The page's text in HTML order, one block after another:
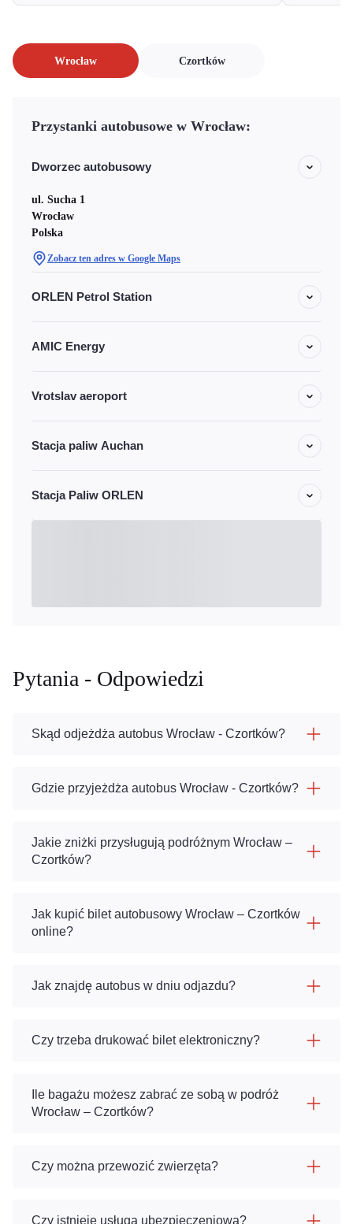
Wrocław Czortków
Przystanki autobusowe w Wrocław:
Dworzec autobusowy
ul. Sucha 1
Wrocław
Polska
Zobacz ten adres w Google Maps
ORLEN Petrol Station
AMIC Energy
Vrotslav aeroport
Stacja paliw Auchan
Stacja Paliw ORLEN
Pytania - Odpowiedzi
Skąd odjeżdża autobus Wrocław - Czortków?
Gdzie przyjeżdża autobus Wrocław - Czortków?
Jakie zniżki przysługują podróżnym Wrocław –
Czortków?
Jak kupić bilet autobusowy Wrocław – Czortków
online?
Jak znajdę autobus w dniu odjazdu?
Czy trzeba drukować bilet elektroniczny?
Ile bagażu możesz zabrać ze sobą w podróż
Wrocław – Czortków?
Czy można przewozić zwierzęta?
Czy istnieje usługa ubezpieczeniowa?